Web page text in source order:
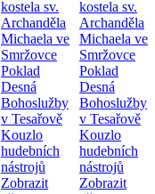
kostela sv.
Archanděla
Michaela ve
Smržovce
Poklad
Desná
Bohoslužby
v Tesařově
Kouzlo
hudebních
nástrojů
Zobrazit
kostela sv.
Archanděla
Michaela ve
Smržovce
Poklad
Desná
Bohoslužby
v Tesařově
Kouzlo
hudebních
nástrojů
Zobrazit